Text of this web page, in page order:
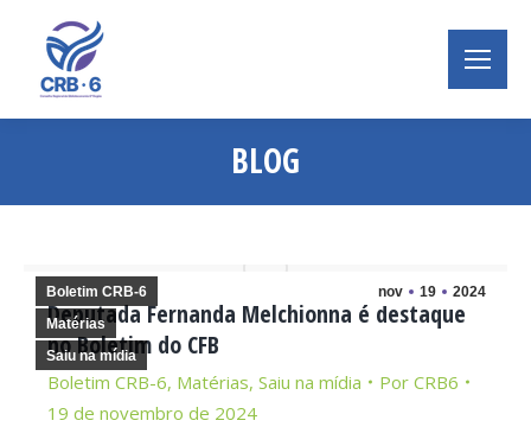
BLOG
Você está aqui:
nov 19 2024
Boletim CRB-6
Matérias
Saiu na mídia
Deputada Fernanda Melchionna é destaque
no Boletim do CFB
Boletim CRB-6, Matérias, Saiu na mídia Por CRB6
19 de novembro de 2024